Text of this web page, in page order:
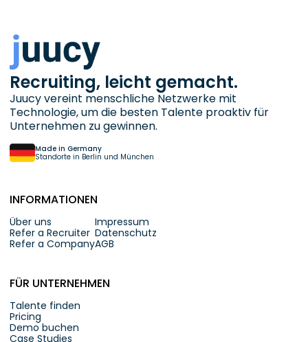
Recruiting, leicht gemacht.
Juucy vereint menschliche Netzwerke mit
Technologie, um die besten Talente proaktiv für
Unternehmen zu gewinnen.
Made in Germany
Standorte in Berlin und München
INFORMATIONEN
Über uns
Refer a Recruiter
Refer a Company
Impressum
Datenschutz
AGB
FÜR UNTERNEHMEN
Talente finden
Pricing
Demo buchen
Case Studies